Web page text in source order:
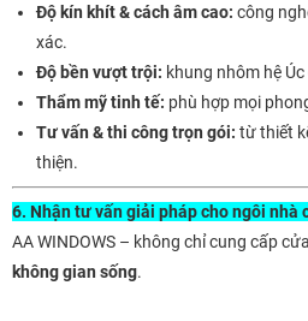
Độ kín khít & cách âm cao: công
xác.
Độ bền vượt trội: khung nhôm hệ
Thẩm mỹ tinh tế: phù hợp mọi
Tư vấn & thi công trọn gói: từ thiết
thiện.
6. Nhận tư vấn giải pháp cho ngôi nhà
AA WINDOWS – không chỉ cung cấp
không gian sống.